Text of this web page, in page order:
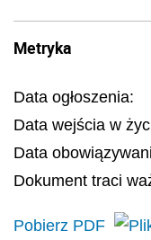
Metryka
Data ogłoszenia:
Data wejścia w
Data
Dokument traci
Pobierz PDF